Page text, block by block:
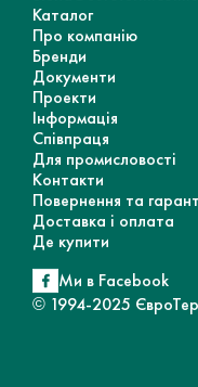
Каталог
Про компанію
Бренди
Документи
Проекти
Інформація
Співпраця
Для промисловості
Контакти
Повернення та
Доставка і оплата
Де купити
Ми в Facebook
© 1994-2025